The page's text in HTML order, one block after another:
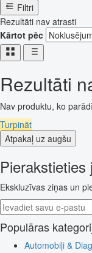
Filtri
Rezultāti nav atrasti
Kārtot pēc
Rezultāti
Nav produktu, ko
Turpināt
Atpakaļ uz augšu
Pierakstieties
Ekskluzīvas ziņas un
Populāras
Automobiļi &